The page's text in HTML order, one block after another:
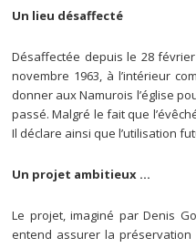
Un lieu désaffecté
Désaffectée depuis le 28
novembre 1963, à l’intérieur
donner aux Namurois l’église
passé. Malgré le fait que
Il déclare ainsi que l’utilisation
Un projet ambitieux …
Le projet, imaginé par Denis
entend assurer la